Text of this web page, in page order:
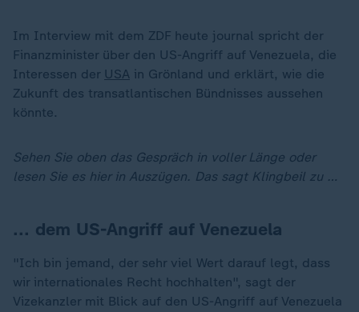
Im Interview mit dem ZDF heute journal spricht der
Finanzminister über den US-Angriff auf Venezuela, die
Interessen der USA in Grönland und erklärt, wie die
Zukunft des transatlantischen Bündnisses aussehen
könnte.
Sehen Sie oben das Gespräch in voller Länge oder
lesen Sie es hier in Auszügen. Das sagt Klingbeil zu …
... dem US-Angriff auf Venezuela
"Ich bin jemand, der sehr viel Wert darauf legt, dass
wir internationales Recht hochhalten", sagt der
Vizekanzler mit Blick auf den US-Angriff auf Venezuela